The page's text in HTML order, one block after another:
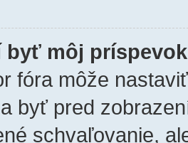
byť môj
fóra môže
byť pred
schvaľovanie,